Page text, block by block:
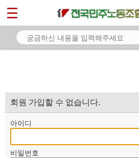
회원 가입할 수 없습니다.
아이디
비밀번호
마이페이지
소개
자료
부설기관